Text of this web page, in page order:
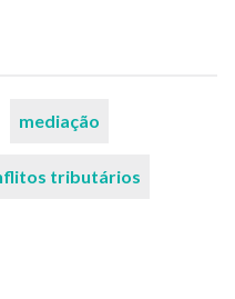
mediação
tributários